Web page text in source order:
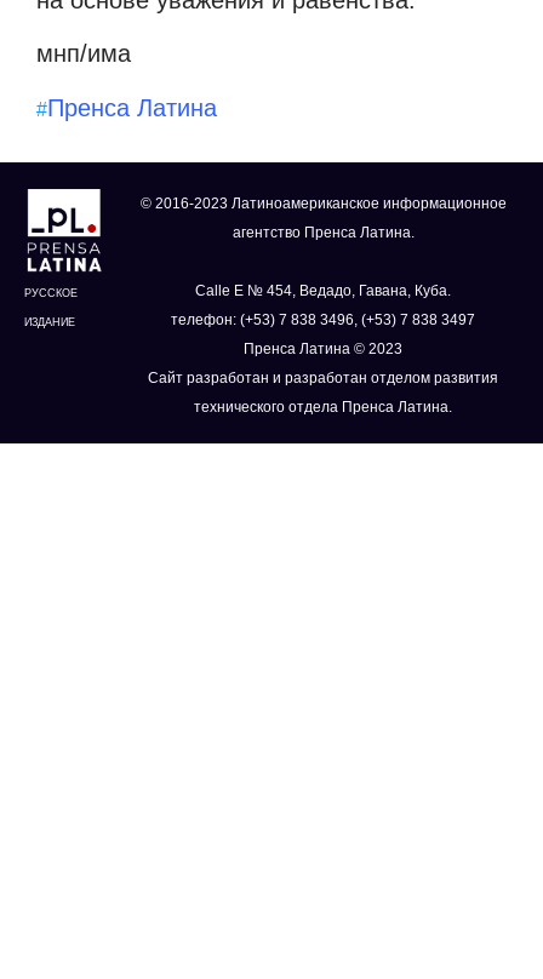
мнп/има
#Пренса Латина
РУССКОЕ
ИЗДАНИЕ
© 2016-2023 Латиноамериканское информационное
агентство Пренса Латина.
Calle E № 454, Ведадо, Гавана, Куба.
телефон: (+53) 7 838 3496, (+53) 7 838 3497
Пренса Латина © 2023
Сайт разработан и разработан отделом развития
технического отдела Пренса Латина.